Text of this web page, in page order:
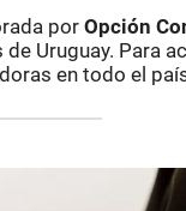
porOpción
Uruguay. Para
en todo el